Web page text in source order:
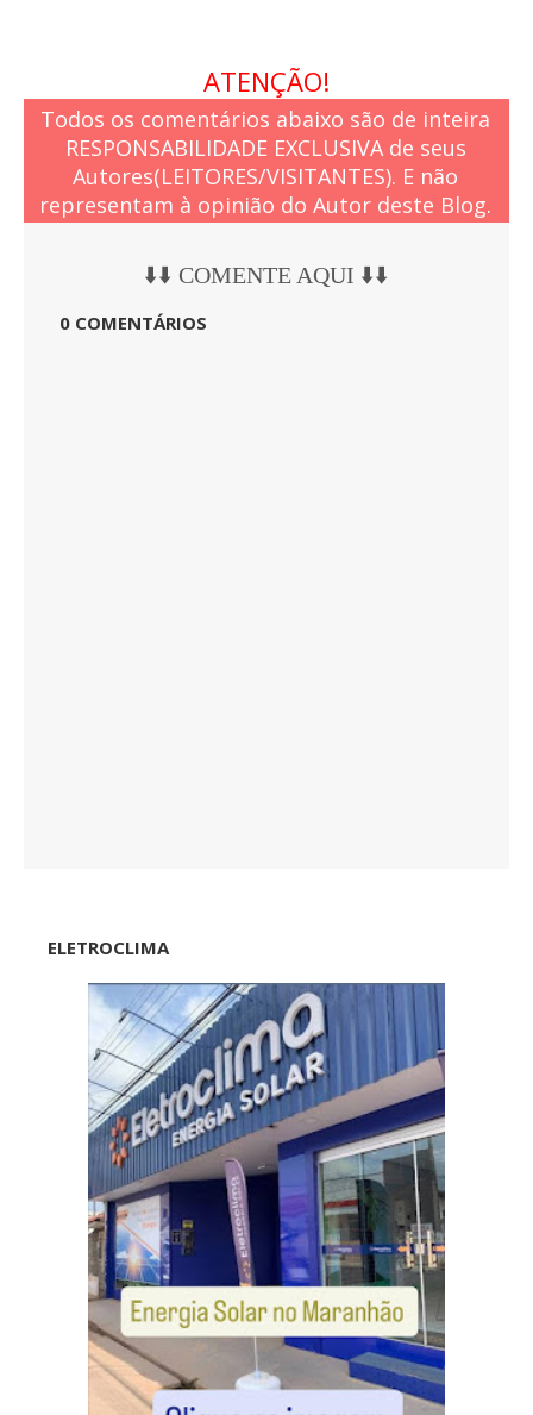
ATENÇÃO!
Todos os comentários abaixo são de inteira
RESPONSABILIDADE EXCLUSIVA de seus
Autores(LEITORES/VISITANTES). E não
representam à opinião do Autor deste Blog.
⬇️⬇️ COMENTE AQUI ⬇️⬇️
0 COMENTÁRIOS
ELETROCLIMA